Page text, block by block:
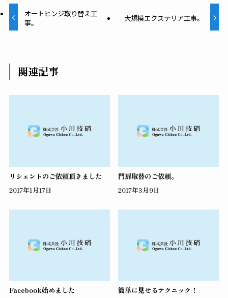
オートヒンジ取り替え工
事。
大規模エクステリア工事。
関連記事
リシェントのご依頼頂きました
2017年1月17日
門扉取替のご依頼。
2017年3月9日
Facebook始めました 簡単に見せるテクニック！